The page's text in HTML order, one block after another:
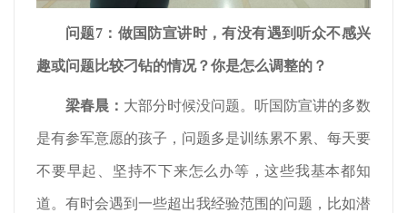
问题7：做国防宣讲时，有没有遇到听众不感兴
趣或问题比较刁钻的情况？你是怎么调整的？
梁春晨 ： 大部分时候没问题。听国防宣讲的多数
是有参军意愿的孩子，问题多是训练累不累、每天要
不要早起、坚持不下来怎么办等，这些我基本都知
道。有时会遇到一些超出我经验范围的问题，比如潜